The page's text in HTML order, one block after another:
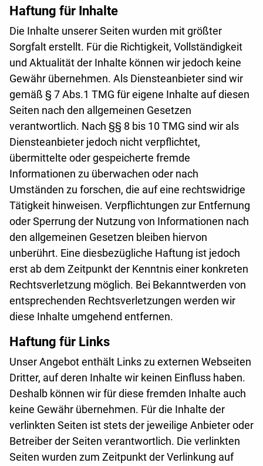
Haftung für Inhalte
Die Inhalte unserer Seiten wurden mit größter
Sorgfalt erstellt. Für die Richtigkeit, Vollständigkeit
und Aktualität der Inhalte können wir jedoch keine
Gewähr übernehmen. Als Diensteanbieter sind wir
gemäß § 7 Abs.1 TMG für eigene Inhalte auf diesen
Seiten nach den allgemeinen Gesetzen
verantwortlich. Nach §§ 8 bis 10 TMG sind wir als
Diensteanbieter jedoch nicht verpflichtet,
übermittelte oder gespeicherte fremde
Informationen zu überwachen oder nach
Umständen zu forschen, die auf eine rechtswidrige
Tätigkeit hinweisen. Verpflichtungen zur Entfernung
oder Sperrung der Nutzung von Informationen nach
den allgemeinen Gesetzen bleiben hiervon
unberührt. Eine diesbezügliche Haftung ist jedoch
erst ab dem Zeitpunkt der Kenntnis einer konkreten
Rechtsverletzung möglich. Bei Bekanntwerden von
entsprechenden Rechtsverletzungen werden wir
diese Inhalte umgehend entfernen.
Haftung für Links
Unser Angebot enthält Links zu externen Webseiten
Dritter, auf deren Inhalte wir keinen Einfluss haben.
Deshalb können wir für diese fremden Inhalte auch
keine Gewähr übernehmen. Für die Inhalte der
verlinkten Seiten ist stets der jeweilige Anbieter oder
Betreiber der Seiten verantwortlich. Die verlinkten
Seiten wurden zum Zeitpunkt der Verlinkung auf